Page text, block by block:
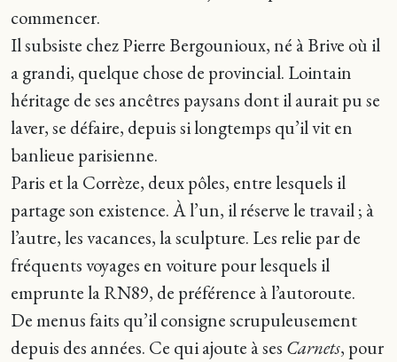
commencer.
Il subsiste chez Pierre Bergounioux, né à Brive où il
a grandi, quelque chose de provincial. Lointain
héritage de ses ancêtres paysans dont il aurait pu se
laver, se défaire, depuis si longtemps qu’il vit en
banlieue parisienne.
Paris et la Corrèze, deux pôles, entre lesquels il
partage son existence. À l’un, il réserve le travail ; à
l’autre, les vacances, la sculpture. Les relie par de
fréquents voyages en voiture pour lesquels il
emprunte la RN89, de préférence à l’autoroute.
De menus faits qu’il consigne scrupuleusement
depuis des années. Ce qui ajoute à ses Carnets, pour